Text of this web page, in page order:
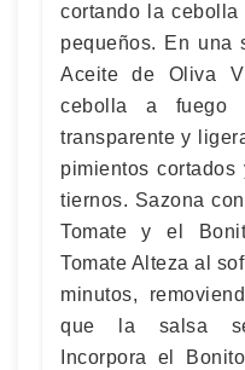
cortando la
pequeños. En una
Aceite de Oliva
cebolla a fuego
transparente y
pimientos
tiernos. Sazona
Tomate y el
Tomate Alteza al
minutos,
que la salsa se
Incorpora el